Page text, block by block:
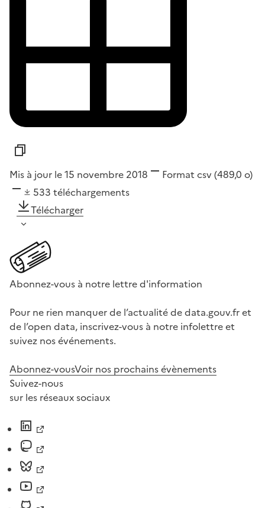
Mis à jour le 15 novembre 2018 Format csv(489,0 o)
533 téléchargements
Télécharger
Abonnez-vous à notre lettre d'information
Pour ne rien manquer de l’actualité de data.gouv.fr et
de l’open data, inscrivez-vous à notre infolettre et
suivez nos événements.
Abonnez-vousVoir nos prochains évènements
Suivez-nous
sur les réseaux sociaux